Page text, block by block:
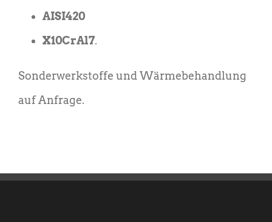
AISI420
X10CrAl7.
Sonderwerkstoffe und Wärmebehandlung
auf Anfrage.